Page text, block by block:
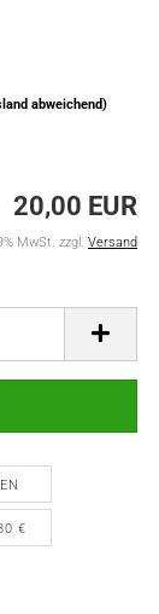
abweichend)
20,00 EUR
MwSt. zzgl. Versand
€